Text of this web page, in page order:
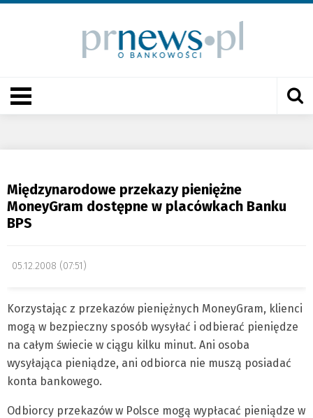
Międzynarodowe przekazy pieniężne
MoneyGram dostępne w placówkach Banku
BPS
05.12.2008 (07:51)
Korzystając z przekazów pieniężnych MoneyGram, klienci
mogą w bezpieczny sposób wysyłać i odbierać pieniędze
na całym świecie w ciągu kilku minut. Ani osoba
wysyłająca pieniądze, ani odbiorca nie muszą posiadać
konta bankowego.
Odbiorcy przekazów w Polsce mogą wypłacać pieniądze w